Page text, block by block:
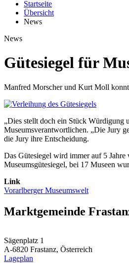
Startseite
Übersicht
News
News
Gütesiegel für
Manfred Morscher und Kurt Moll
„Dies stellt doch ein Stück Würdigung
Museumsverantwortlichen. „Die Jury
die Jury ihre Entscheidung.
Das Gütesiegel wird immer auf 5
Museumsgütesiegel, bei 17 Museen
Link
Vorarlberger Museumswelt
Marktgemeinde
Sägenplatz 1
A-6820 Frastanz, Österreich
Lageplan